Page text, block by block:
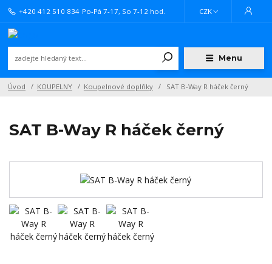
Menu
CZK
+420 412 510 834 Po-Pá 7-17, So 7-12 hod.
Úvod KOUPELNY Koupelnové doplňky SAT B-Way R háček černý
SAT B-Way R háček černý